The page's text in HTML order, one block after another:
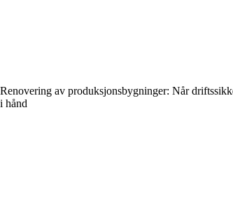
Renovering av produksjonsbygninger: Når
i hånd